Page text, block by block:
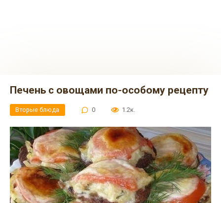
Печень с овощами по-особому рецепту
Вторые блюда 0 1.2к.